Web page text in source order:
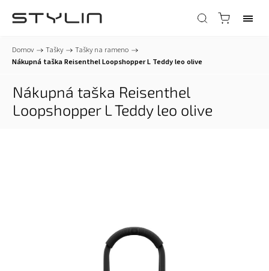
Domov / Tašky / Tašky na rameno /
Nákupná taška Reisenthel Loopshopper L Teddy leo olive
Nákupná taška Reisenthel
Loopshopper L Teddy leo olive